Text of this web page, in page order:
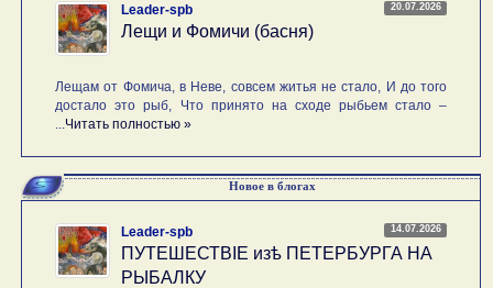
20.07.2026
Leader-spb
Лещи и Фомичи (басня)
Лещам от Фомича, в Неве, совсем житья не стало, И до того
достало это рыб, Что принято на сходе рыбьем стало –
Читать полностью »
Новое в блогах
14.07.2026
Leader-spb
ПУТЕШЕСТВIE изѣ ПЕТЕРБУРГА НА
РЫБАЛКУ